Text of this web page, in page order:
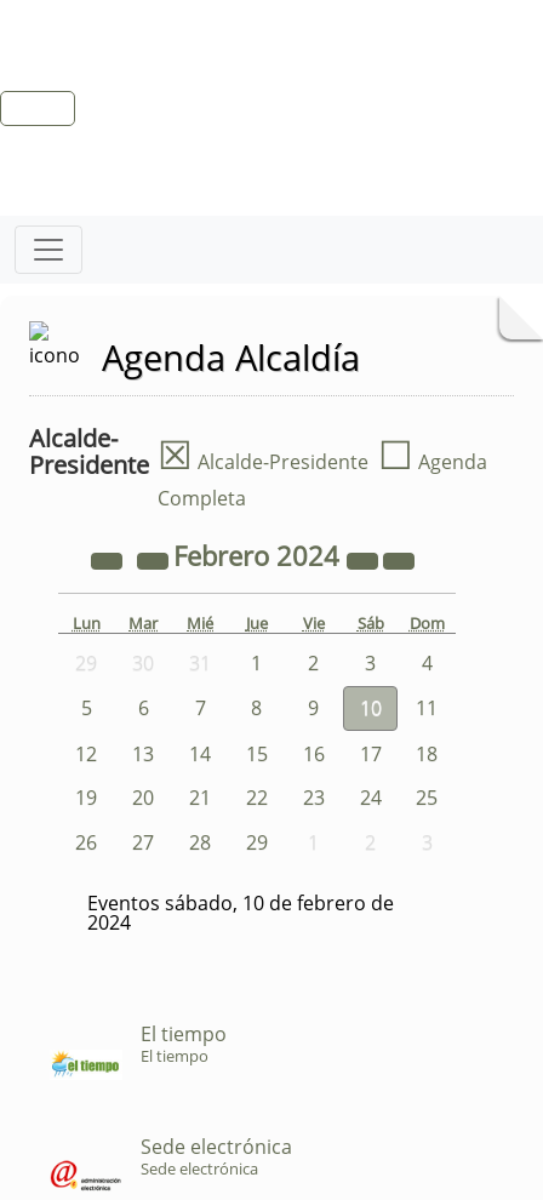
Agenda Alcaldía
Alcalde-
Presidente ☒ Alcalde-Presidente ☐ Agenda
Completa
Febrero 2024
Lun Mar Mié Jue Vie Sáb Dom
29 30 31 1 2 3
4
5
6 7 8 9 10
11
12
13 14 15 16 17
18
19
20 21 22 23 24
25
26
27 28 29 1 2 3
Eventos sábado, 10 de febrero de
2024
El tiempo
El tiempo
Sede electrónica
Sede electrónica